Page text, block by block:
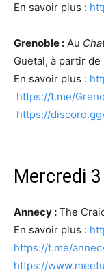
En savoir plus :
Grenoble : Au
Guetal, à partir de
En savoir plus :
https://t.me/
https://
Mercredi
Annecy :The
En savoir plus :
https://t.me/
https://